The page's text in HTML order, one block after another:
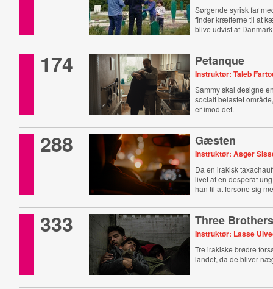
Sørgende syrisk far
finder kræfterne til at
blive udvist af
174 Petanque
Instruktør: Taleb
Sammy skal designe
socialt belastet
er imod det.
288 Gæsten
Instruktør: Asger
Da en irakisk
livet af ​​en desperat
han til at forsone sig
333 Three
Instruktør: Lasse
Tre irakiske brødre
landet, da de bliver